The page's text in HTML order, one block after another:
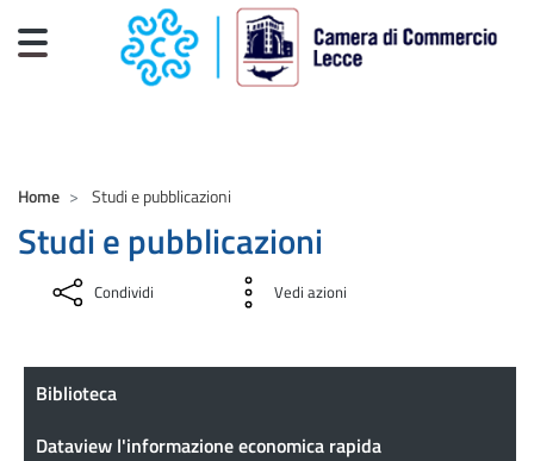
Salta al contenuto principale
Home Studi e pubblicazioni
Studi e pubblicazioni
Condividi Vedi azioni
Informazione Economica
Biblioteca
Dataview l'informazione economica rapida